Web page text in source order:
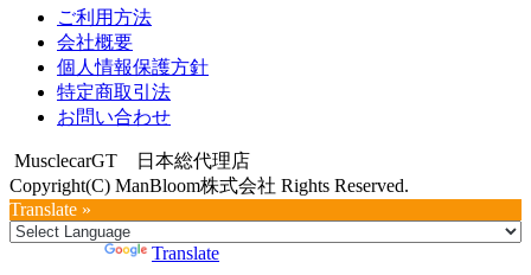
ご利用方法
会社概要
個人情報保護方針
特定商取引法
お問い合わせ
MusclecarGT 日本総代理店
Copyright(C) ManBloom株式会社 Rights Reserved.
Translate »
Translate